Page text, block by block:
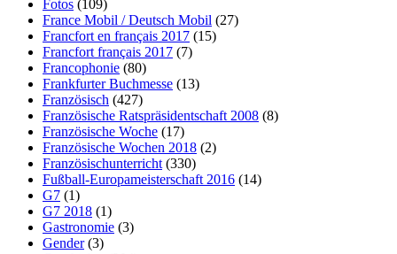
Fotos (109)
France Mobil / Deutsch Mobil (27)
Francfort en français 2017 (15)
Francfort français 2017 (7)
Francophonie (80)
Frankfurter Buchmesse (13)
Französisch (427)
Französische Ratspräsidentschaft 2008 (8)
Französische Woche (17)
Französische Wochen 2018 (2)
Französischunterricht (330)
Fußball-Europameisterschaft 2016 (14)
G7 (1)
G7 2018 (1)
Gastronomie (3)
Gender(3)